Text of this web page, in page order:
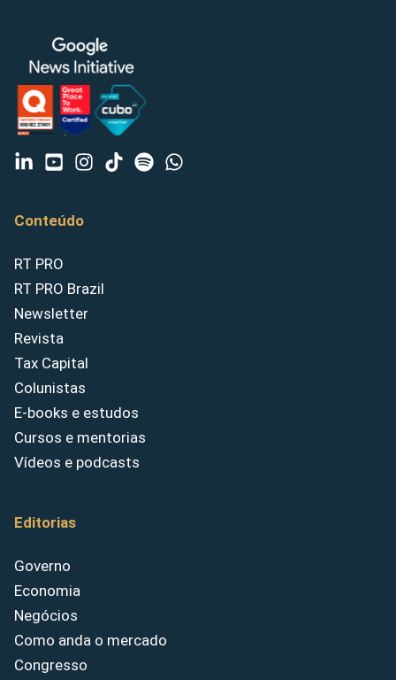
Conteúdo
RT PRO
RT PRO Brazil
Newsletter
Revista
Tax Capital
Colunistas
E-books e estudos
Cursos e mentorias
Vídeos e podcasts
Editorias
Governo
Economia
Negócios
Como anda o mercado
Congresso